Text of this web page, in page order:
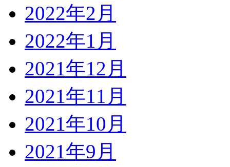
2022年2月
2022年1月
2021年12月
2021年11月
2021年10月
2021年9月